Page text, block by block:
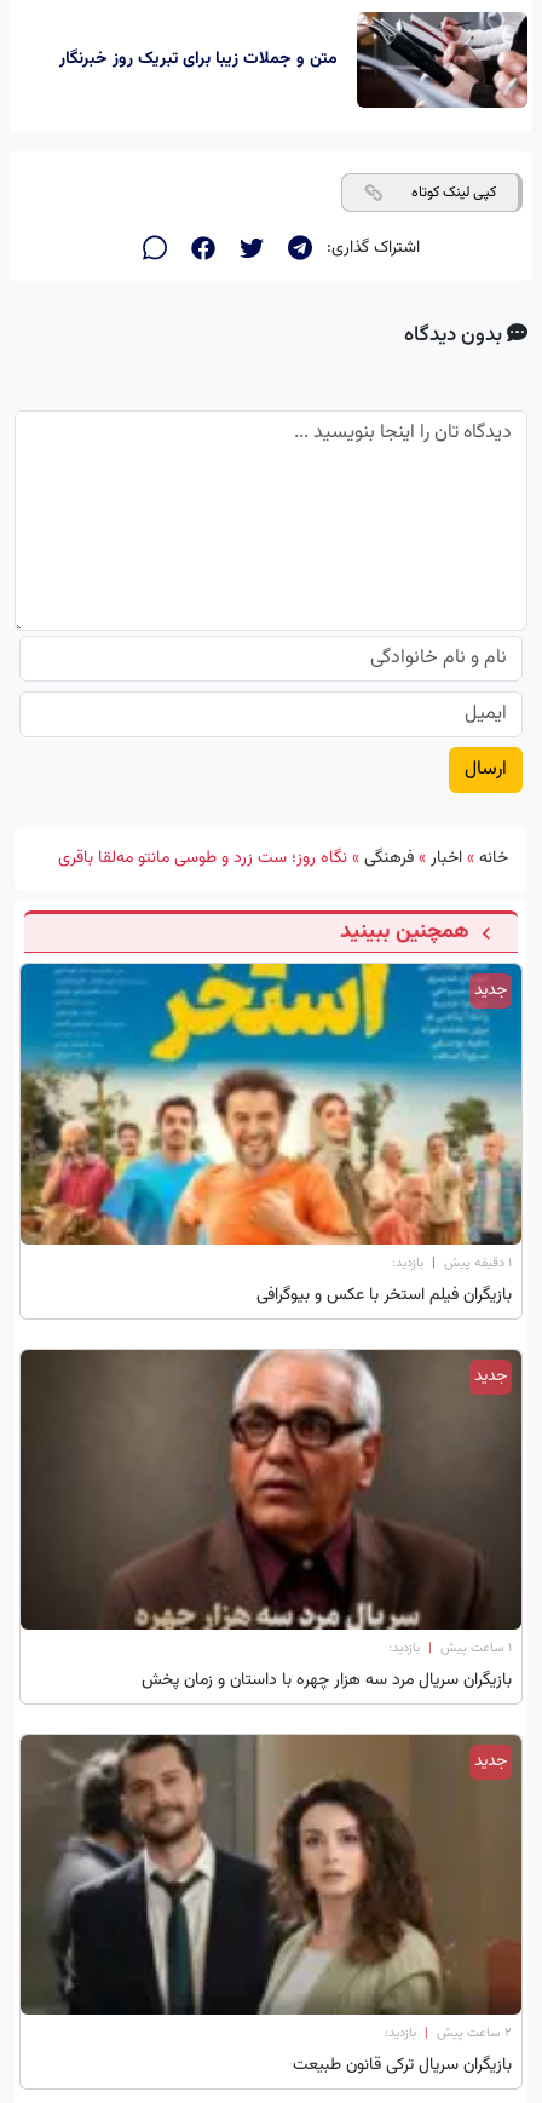
متن و جملات زیبا برای تبریک روز خبرنگار
کپی لینک کوتاه
اشتراک گذاری:
بدون دیدگاه
خانه»اخبار»فرهنگی»نگاه روز؛ ست زرد و طوسی مانتو مه‌لقا باقری
همچنین ببینید
جدید
۱ دقیقه پیش | بازدید:
بازیگران فیلم استخر با عکس و بیوگرافی
جدید
۱ ساعت پیش | بازدید:
بازیگران سریال مرد سه هزار چهره با داستان و زمان پخش
جدید
۲ ساعت پیش | بازدید:
بازیگران سریال ترکی قانون طبیعت